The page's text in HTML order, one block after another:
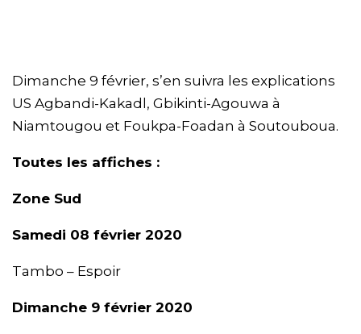
Dimanche 9 février, s’en suivra les explications
US Agbandi-Kakadl, Gbikinti-Agouwa à
Niamtougou et Foukpa-Foadan à Soutouboua.
Toutes les affiches :
Zone Sud
Samedi 08 février 2020
Tambo – Espoir
Dimanche 9 février 2020